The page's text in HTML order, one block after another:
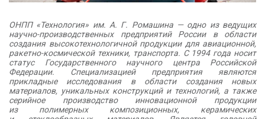
ОНПП «Технология» им. А. Г. Ромашина — одно из ведущих
научно-производственных предприятий России в области
создания высокотехнологичной продукции для авиационной,
ракетно-космической техники, транспорта. С 1994 года носит
статус Государственного научного центра Российской
Федерации. Специализацией предприятия являются
прикладные исследования в области создания новых
материалов, уникальных конструкций и технологий, а также
серийное производство инновационной продукции
из полимерных композиционных, керамических